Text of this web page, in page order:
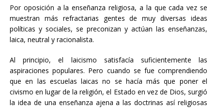
Por oposición a la enseñanza religiosa, a la que cada vez se
muestran más refractarias gentes de muy diversas ideas
políticas y sociales, se preconizan y actúan las enseñanzas,
laica, neutral y racionalista.
Al principio, el laicismo satisfacía suficientemente las
aspiraciones populares. Pero cuando se fue comprendiendo
que en las escuelas laicas no se hacía más que poner el
civismo en lugar de la religión, el Estado en vez de Dios, surgió
la idea de una enseñanza ajena a las doctrinas así religiosas